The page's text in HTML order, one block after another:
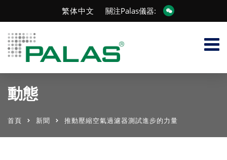
繁体中文 關注Palas儀器:
動態
首頁 新聞 推動壓縮空氣過濾器測試進步的力量